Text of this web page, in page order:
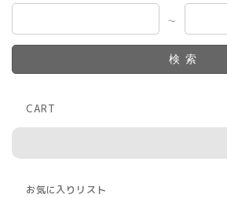
～
検索
CART
お気に入りリスト